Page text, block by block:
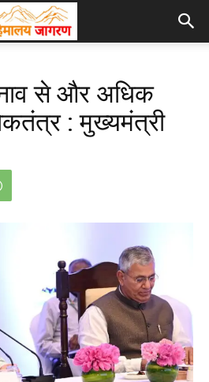
से और अधिक
: मुख्यमंत्री